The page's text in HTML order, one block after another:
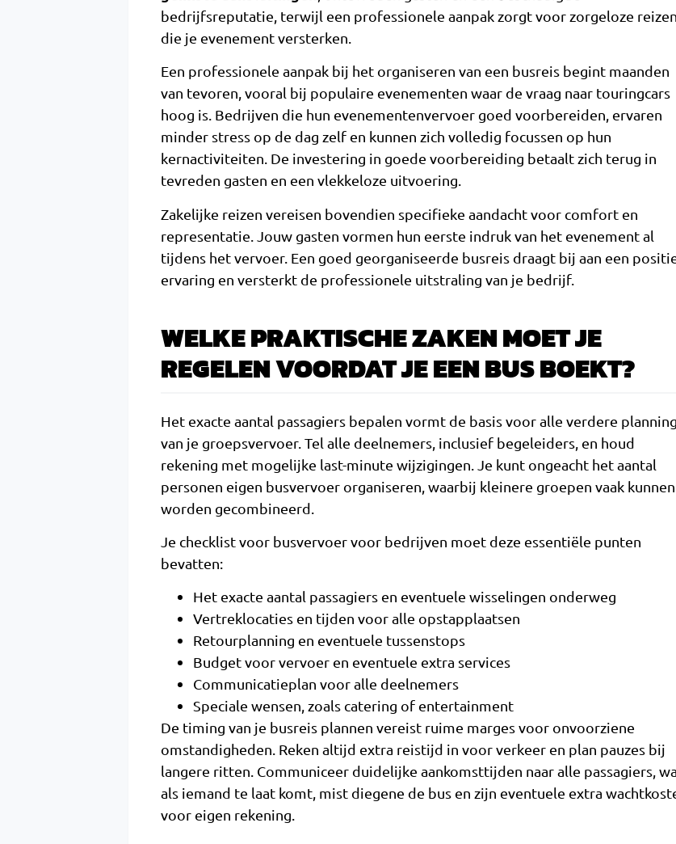
bedrijfsreputatie, terwijl een professionele aanpak zorgt voor zorgeloze reizen
die je evenement versterken.
Een professionele aanpak bij het organiseren van een busreis begint maanden
van tevoren, vooral bij populaire evenementen waar de vraag naar touringcars
hoog is. Bedrijven die hun evenementenvervoer goed voorbereiden, ervaren
minder stress op de dag zelf en kunnen zich volledig focussen op hun
kernactiviteiten. De investering in goede voorbereiding betaalt zich terug in
tevreden gasten en een vlekkeloze uitvoering.
Zakelijke reizen vereisen bovendien specifieke aandacht voor comfort en
representatie. Jouw gasten vormen hun eerste indruk van het evenement al
tijdens het vervoer. Een goed georganiseerde busreis draagt bij aan een
ervaring en versterkt de professionele uitstraling van je bedrijf.
WELKE PRAKTISCHE ZAKEN MOET JE
REGELEN VOORDAT JE EEN BUS BOEKT?
Het exacte aantal passagiers bepalen vormt de basis voor alle verdere planning
van je groepsvervoer. Tel alle deelnemers, inclusief begeleiders, en houd
rekening met mogelijke last-minute wijzigingen. Je kunt ongeacht het aantal
personen eigen busvervoer organiseren, waarbij kleinere groepen vaak kunnen
worden gecombineerd.
Je checklist voor busvervoer voor bedrijven moet deze essentiële punten
bevatten:
Het exacte aantal passagiers en eventuele wisselingen onderweg
Vertreklocaties en tijden voor alle opstapplaatsen
Retourplanning en eventuele tussenstops
Budget voor vervoer en eventuele extra services
Communicatieplan voor alle deelnemers
Speciale wensen, zoals catering of entertainment
De timing van je busreis plannen vereist ruime marges voor onvoorziene
omstandigheden. Reken altijd extra reistijd in voor verkeer en plan pauzes bij
langere ritten. Communiceer duidelijke aankomsttijden naar alle passagiers,
als iemand te laat komt, mist diegene de bus en zijn eventuele extra
voor eigen rekening.